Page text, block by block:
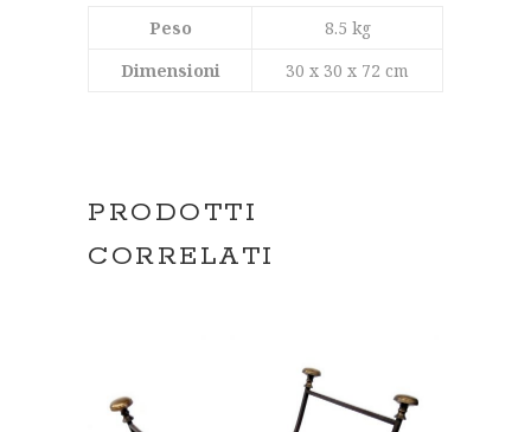
Peso
8.5 kg
Dimensioni
30 x 30 x 72 cm
PRODOTTI
CORRELATI